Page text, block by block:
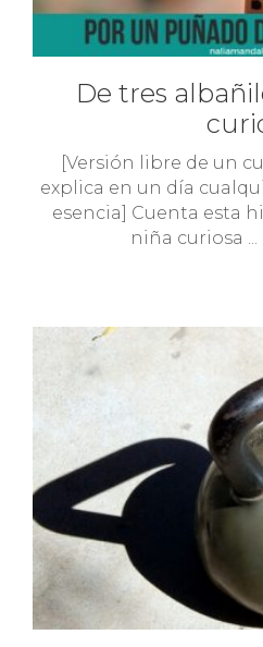
De tres
[Versión libre de un
explica en un día
esencia] Cuenta esta
niña curiosa ...